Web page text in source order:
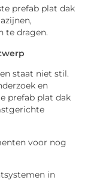
prefab plat dak
te dragen.
staat niet stil.
en
prefab plat dak
voor nog
in